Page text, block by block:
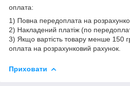
оплата:
1) Повна передоплата на
2) Накладений платіж (по
3) Якщо вартість товару менше 150
оплата на розрахунковий рахунок.
Приховати